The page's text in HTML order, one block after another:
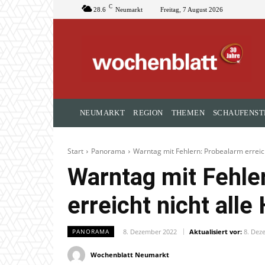
28.6 C Neumarkt Freitag, 7 August 2026
NEUMARKT REGION THEMEN
Start Panorama Warntag mit Fehlern: Probealarm
Warntag mit
erreicht nicht alle
PANORAMA 8. Dezember 2022 Aktualisiert vor: 8.
Wochenblatt Neumarkt